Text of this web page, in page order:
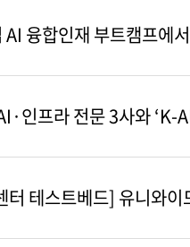
융합인재 부트캠프에
인프라 전문 3사와 ‘K-
터 테스트베드] 유니와